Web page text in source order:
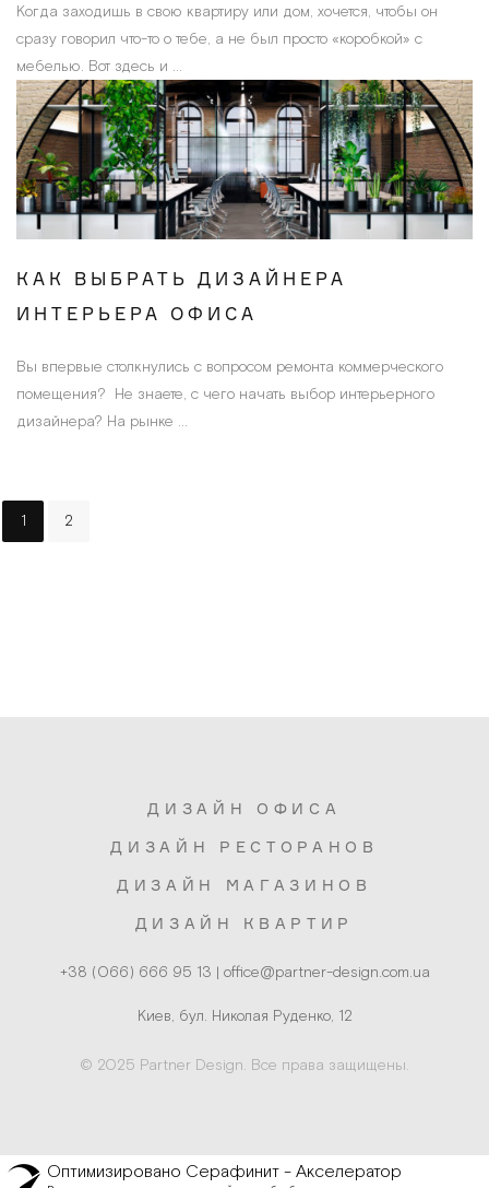
Когда заходишь в свою квартиру или дом, хочется, чтобы он
сразу говорил что-то о тебе, а не был просто «коробкой» с
мебелью. Вот здесь и ...
КАК ВЫБРАТЬ ДИЗАЙНЕРА
ИНТЕРЬЕРА ОФИСА
Вы впервые столкнулись с вопросом ремонта коммерческого
помещения? Не знаете, с чего начать выбор интерьерного
дизайнера? На рынке ...
1 2
ДИЗАЙН ОФИСА
ДИЗАЙН РЕСТОРАНОВ
ДИЗАЙН МАГАЗИНОВ
ДИЗАЙН КВАРТИР
Киев, бул. Николая Руденко, 12
© 2025 Partner Design. Все права защищены.
Оптимизировано Серафинит - Акселератор